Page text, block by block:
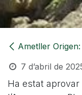
Ametller
7 d’abril de
Ha estat aprovar